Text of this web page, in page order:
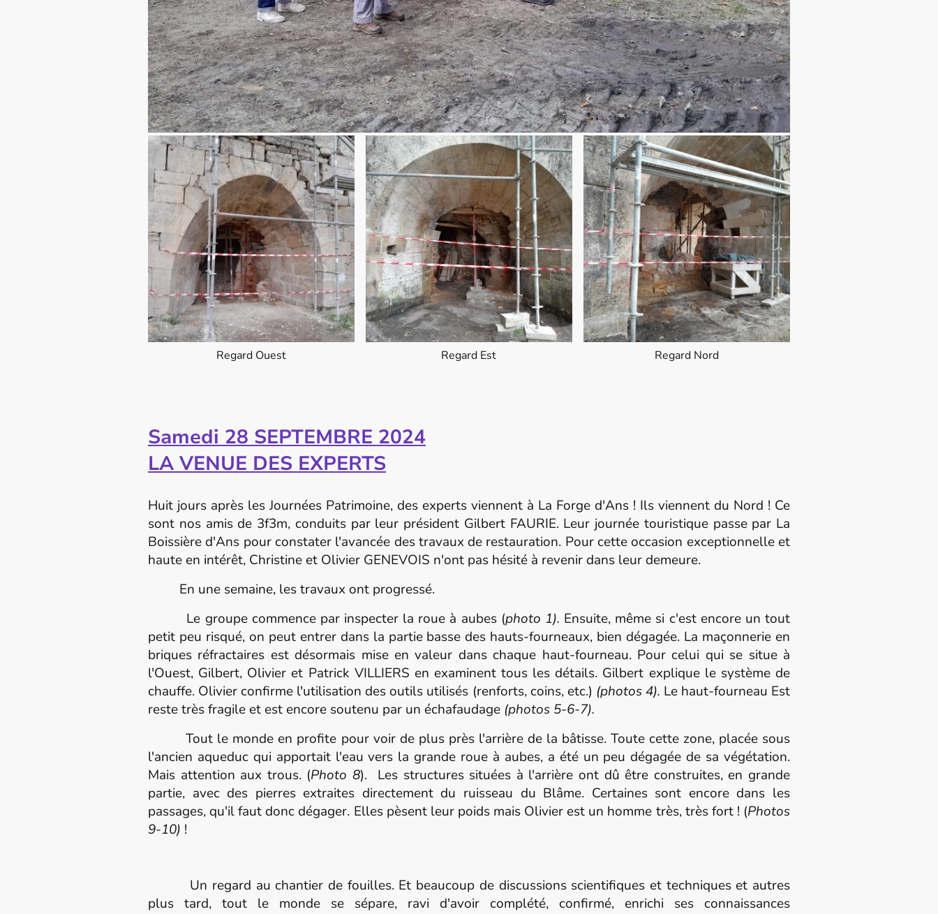
Regard Ouest Regard Est Regard Nord
Samedi 28 SEPTEMBRE 2024
LA VENUE DES EXPERTS
Huit jours après les Journées Patrimoine, des experts viennent à La Forge d'Ans ! Ils viennent du Nord ! Ce
sont nos amis de 3f3m, conduits par leur président Gilbert FAURIE. Leur journée touristique passe par La
Boissière d'Ans pour constater l'avancée des travaux de restauration. Pour cette occasion exceptionnelle et
haute en intérêt, Christine et Olivier GENEVOIS n'ont pas hésité à revenir dans leur demeure.
En une semaine, les travaux ont progressé.
Le groupe commence par inspecter la roue à aubes (photo 1). Ensuite, même si c'est encore un tout
petit peu risqué, on peut entrer dans la partie basse des hauts-fourneaux, bien dégagée. La maçonnerie en
briques réfractaires est désormais mise en valeur dans chaque haut-fourneau. Pour celui qui se situe à
l'Ouest, Gilbert, Olivier et Patrick VILLIERS en examinent tous les détails. Gilbert explique le système de
chauffe. Olivier confirme l'utilisation des outils utilisés (renforts, coins, etc.) (photos 4). Le haut-fourneau Est
reste très fragile et est encore soutenu par un échafaudage (photos 5-6-7).
Tout le monde en profite pour voir de plus près l'arrière de la bâtisse. Toute cette zone, placée sous
l'ancien aqueduc qui apportait l'eau vers la grande roue à aubes, a été un peu dégagée de sa végétation.
Mais attention aux trous. (Photo 8). Les structures situées à l'arrière ont dû être construites, en grande
partie, avec des pierres extraites directement du ruisseau du Blâme. Certaines sont encore dans les
passages, qu'il faut donc dégager. Elles pèsent leur poids mais Olivier est un homme très, très fort ! (Photos
9-10) !
Un regard au chantier de fouilles. Et beaucoup de discussions scientifiques et techniques et autres
plus tard, tout le monde se sépare, ravi d'avoir complété, confirmé, enrichi ses connaissances